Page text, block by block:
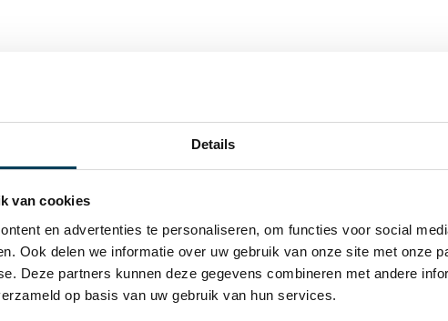
Details
van cookies
en advertenties te personaliseren, om functies voor social
Ook delen we informatie over uw gebruik van onze site met onze
Deze partners kunnen deze gegevens combineren met andere
op basis van uw gebruik van hun services.